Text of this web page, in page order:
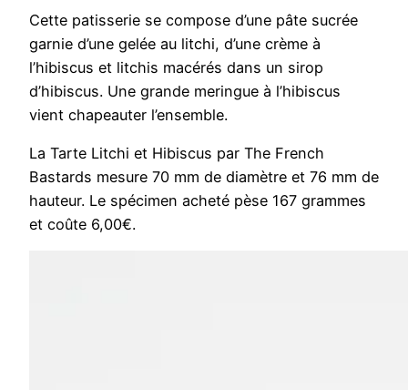
Cette patisserie se compose d’une pâte sucrée
garnie d’une gelée au litchi, d’une crème à
l’hibiscus et litchis macérés dans un sirop
d’hibiscus. Une grande meringue à l’hibiscus
vient chapeauter l’ensemble.
La Tarte Litchi et Hibiscus par The French
Bastards mesure 70 mm de diamètre et 76 mm de
hauteur. Le spécimen acheté pèse 167 grammes
et coûte 6,00€.